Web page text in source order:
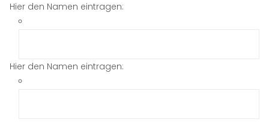
Hier den Namen eintragen:
Hier den Namen eintragen: